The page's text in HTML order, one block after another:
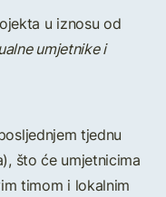
u iznosu od
umjetnike i
tjednu
što će umjetnicima
timom i lokalnim